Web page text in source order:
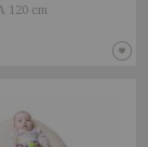
120 cm